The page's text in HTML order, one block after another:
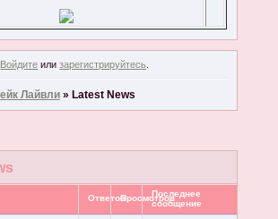
Войдите илизарегистрируйтесь
Лайвли » Latest News
ОтветовПросмотровПоследнее
сообщение